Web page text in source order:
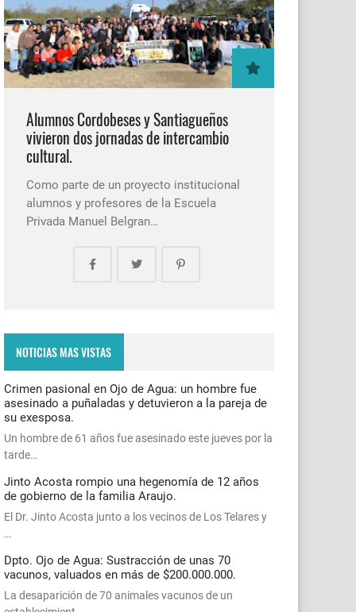
Alumnos Cordobeses y Santiagueños
vivieron dos jornadas de intercambio
cultural.
Como parte de un proyecto institucional
alumnos y profesores de la Escuela
Privada Manuel Belgran…
NOTICIAS MAS VISTAS
Crimen pasional en Ojo de Agua: un hombre fue
asesinado a puñaladas y detuvieron a la pareja de
su exesposa.
Un hombre de 61 años fue asesinado este jueves por la
tarde…
Jinto Acosta rompio una hegenomía de 12 años
de gobierno de la familia Araujo.
El Dr. Jinto Acosta junto a los vecinos de Los Telares y
…
Dpto. Ojo de Agua: Sustracción de unas 70
vacunos, valuados en más de $200.000.000.
La desaparición de 70 animales vacunos de un